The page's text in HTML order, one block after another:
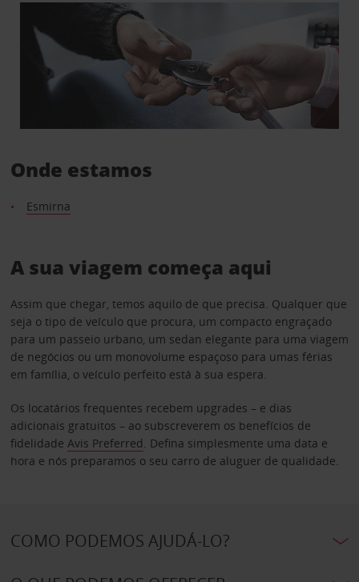
Onde estamos
Esmirna
A sua viagem começa aqui
Assim que chegar, temos aquilo de que precisa. Qualquer que
seja o tipo de veículo que procura, um compacto engraçado
para um passeio urbano, um sedan elegante para uma viagem
de negócios ou um monovolume espaçoso para umas férias
em família, o veículo perfeito está à sua espera.
Os locatários frequentes recebem upgrades – e dias
adicionais gratuitos – ao subscreverem os benefícios de
fidelidade Avis Preferred. Defina simplesmente uma data e
hora e nós preparamos o seu carro de aluguer de qualidade.
COMO PODEMOS AJUDÁ-LO?